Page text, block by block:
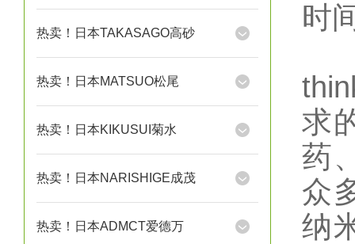
热卖！日本TAKASAGO高砂
热卖！日本MATSUO松尾
热卖！日本KIKUSUI菊水
热卖！日本NARISHIGE成茂
热卖！日本ADMCT爱德万
时
求
药
众
纳